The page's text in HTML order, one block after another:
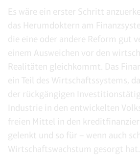
Es wäre ein erster Schritt
das Herumdoktern am
die eine oder andere Reform gut
einem Ausweichen vor den
Realitäten gleichkommt. Das
ein Teil des Wirtschaftssystems,
der rückgängigen
Industrie in den entwickelten
freien Mittel in den
gelenkt und so für – wenn auch
Wirtschaftswachstum gesorgt